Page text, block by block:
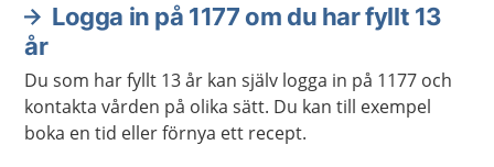
Logga in på 1177 om du har fyllt 13
år
Du som har fyllt 13 år kan själv logga in på 1177 och
kontakta vården på olika sätt. Du kan till exempel
boka en tid eller förnya ett recept.